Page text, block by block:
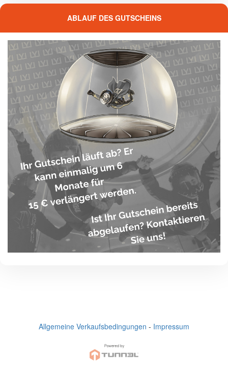
ABLAUF DES GUTSCHEINS
Allgemeine Verkaufsbedingungen - Impressum